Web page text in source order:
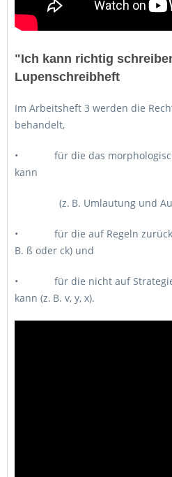
"Ich kann richtig
Lupenschreibheft
Im Arbeitsheft 3 werden die
behandelt,
• für die das
kann
(z. B. Umlautung und
• für die auf Regeln
B. ß oder ck) und
• für die nicht auf Strategien
kann (z. B. v, y, x).